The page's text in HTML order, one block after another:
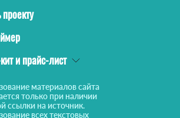
и прайс-лист
материалов сайта
только при наличии
ссылки на источник.
всех текстовых